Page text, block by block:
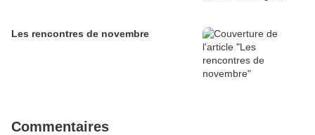
Les rencontres de novembre
Commentaires